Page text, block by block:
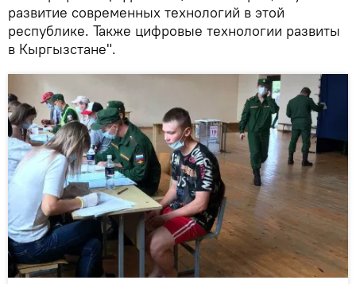
развитие современных технологий в этой
республике. Также цифровые технологии развиты
в Кыргызстане".